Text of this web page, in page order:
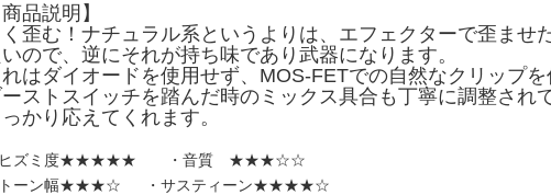
品説明】
歪む！ナチュラル系というよりは、エフェクターで歪ませ
ので、逆にそれが持ち味であり武器になります。
はダイオードを使用せず、MOS-FETでの自然なクリップを
ストスイッチを踏んだ時のミックス具合も丁寧に調整され
かり応えてくれます。
ヒズミ度★★★★★ ・音質 ★★★☆☆
ーン幅★★★☆ ・サスティーン★★★★☆